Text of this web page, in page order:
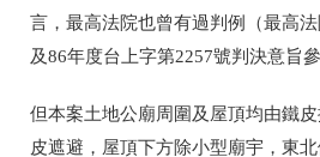
言，最高法院也曾有過判例（最高
及86年度台上字第2257號判決意旨參
但本案土地公廟周圍及屋頂均由鐵
皮遮避，屋頂下方除小型廟宇，東